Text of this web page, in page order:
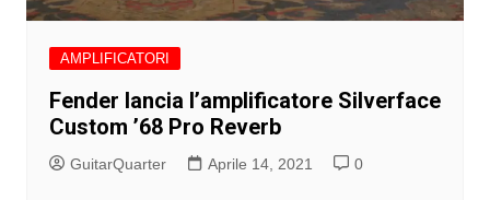
AMPLIFICATORI
Fender lancia l’amplificatore Silverface
Custom ’68 Pro Reverb
GuitarQuarter Aprile 14, 2021 0